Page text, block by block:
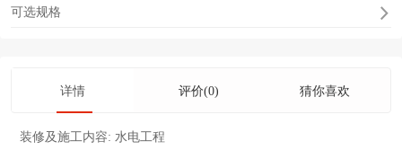
可选规格
详情 评价(0) 猜你喜欢
装修及施工内容: 水电工程